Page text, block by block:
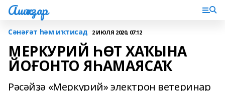
Ашҡаҙар
Сәнәғәт һәм иҡтисад 2 ИЮЛЯ 2020, 07:12
МЕРКУРИЙ ҺӨТ ХАҠЫНА
ЙОҒОНТО ЯҺАМАЯСАҠ
Рәсәйҙә «Меркурий» электрон ветеринар